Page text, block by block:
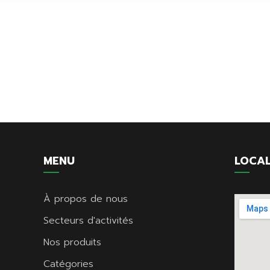
MENU
À propos de nous
Secteurs d'activités
Nos produits
Catégories